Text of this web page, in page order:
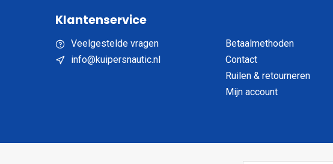
Klantenservice
Veelgestelde vragen
info@kuipersnautic.nl
Betaalmethoden
Contact
Ruilen & retourneren
Mijn account